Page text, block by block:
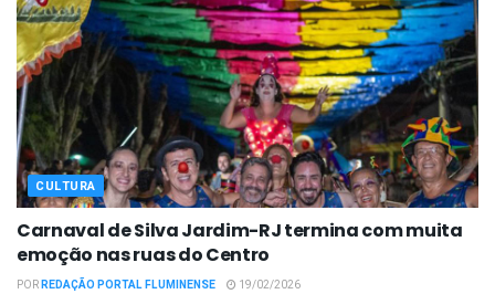
CULTURA
Carnaval de Silva Jardim-RJ termina com muita
emoção nas ruas do Centro
PORREDAÇÃO PORTAL FLUMINENSE 19/02/2026